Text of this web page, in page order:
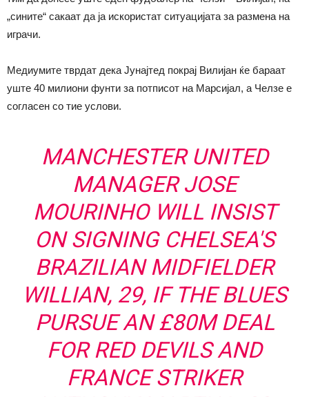
„сините“ сакаат да ја искористат ситуацијата за размена на
играчи.
Медиумите тврдат дека Јунајтед покрај Вилијан ќе бараат
уште 40 милиони фунти за потписот на Марсијал, а Челзе е
согласен со тие услови.
MANCHESTER UNITED
MANAGER JOSE
MOURINHO WILL INSIST
ON SIGNING CHELSEA'S
BRAZILIAN MIDFIELDER
WILLIAN, 29, IF THE BLUES
PURSUE AN £80M DEAL
FOR RED DEVILS AND
FRANCE STRIKER